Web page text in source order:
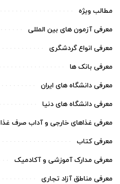
مطالب ویژه
معرفی آزمون های بین المللی
معرفی انواع گردشگری
معرفی بانک ها
معرفی دانشگاه های ایران
معرفی دانشگاه های دنیا
معرفی غذاهای خارجی و آداب صرف غذا
معرفی کتاب
معرفی مدارک آموزشی و آکادمیک
معرفی مناطق آزاد تجاری